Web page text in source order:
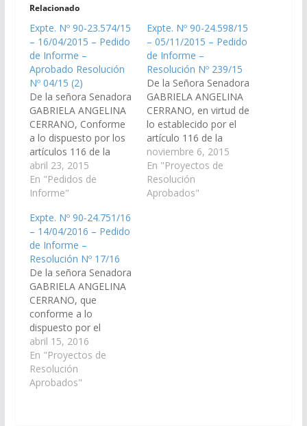
Relacionado
Expte. Nº 90-23.574/15
– 16/04/2015 – Pedido
de Informe –
Aprobado Resolución
Nº 04/15 (2)
De la señora Senadora
GABRIELA ANGELINA
CERRANO, Conforme
a lo dispuesto por los
artículos 116 de la
Constitución Provincial
y 149 del Reglamento
de este Cuerpo,
Ministro de Salud para
que en un plazo de
diez (10) días informe
lo siguiente: 1)
Estadísticas de los
casos de…
abril 23, 2015
En "Pedidos de
Informe"
Expte. Nº 90-24.598/15
– 05/11/2015 – Pedido
de Informe –
Resolución Nº 239/15
De la Señora Senadora
GABRIELA ANGELINA
CERRANO, en virtud de
lo establecido por el
artículo 116 de la
Constitución Provincial
y 149 del Reglamento
de este Cuerpo,
solicitar al Ministro de
noviembre 6, 2015
En "Proyectos de
Resolución
Aprobados"
Expte. Nº 90-24.751/16
– 14/04/2016 – Pedido
de Informe –
Resolución Nº 17/16
De la señora Senadora
GABRIELA ANGELINA
CERRANO, que
conforme a lo
dispuesto por el
artículo 116 de la
Constitución Provincial
y el artículo 149 del
Reglamento de este
abril 15, 2016
En "Proyectos de
Resolución
Aprobados"